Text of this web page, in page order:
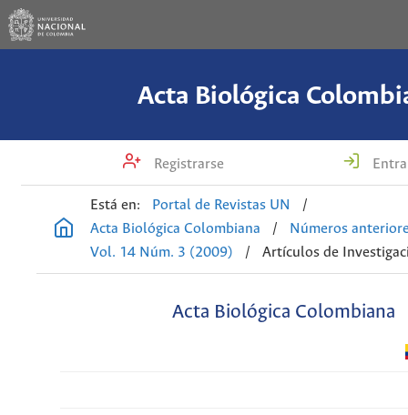
Acta Biológica
Registrarse
Está en: Portal de Revistas UN
/
Acta Biológica Colombiana
/
Números
Vol. 14 Núm. 3 (2009)
/ Artículos de
Acta Biológica Colombiana